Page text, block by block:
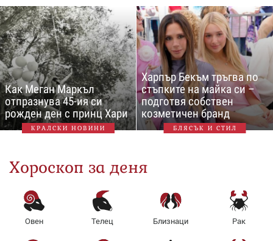
Как Меган Маркъл
отпразнува 45-ия си
рожден ден с принц Хари
КРАЛСКИ НОВИНИ
Харпър Бекъм тръгва по
стъпките на майка си –
подготвя собствен
козметичен бранд
БЛЯСЪК И СТИЛ
Хороскоп за деня
Овен Телец Близнаци Рак